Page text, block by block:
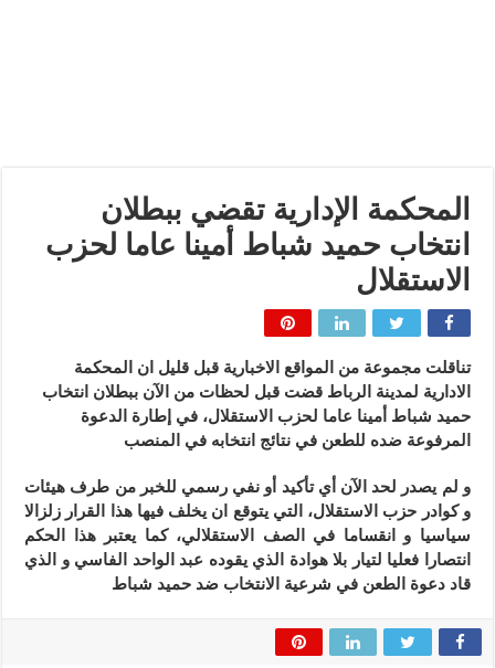
المحكمة الإدارية تقضي ببطلان
انتخاب حميد شباط أمينا عاما لحزب
الاستقلال
تناقلت مجموعة من المواقع الاخبارية قبل قليل ان المحكمة
الادارية لمدينة الرباط قضت قبل لحظات من الآن ببطلان انتخاب
حميد شباط أمينا عاما لحزب الاستقلال، في إطارة الدعوة
المرفوعة ضده للطعن في نتائج انتخابه في المنصب
و لم يصدر لحد الآن أي تأكيد أو نفي رسمي للخبر من طرف هيئات
و كوادر حزب الاستقلال، التي يتوقع ان يخلف فيها هذا القرار زلزالا
سياسيا و انقساما في الصف الاستقلالي، كما يعتبر هذا الحكم
انتصارا فعليا لتيار بلا هوادة الذي يقوده عبد الواحد الفاسي و الذي
قاد دعوة الطعن في شرعية الانتخاب ضد حميد شباط